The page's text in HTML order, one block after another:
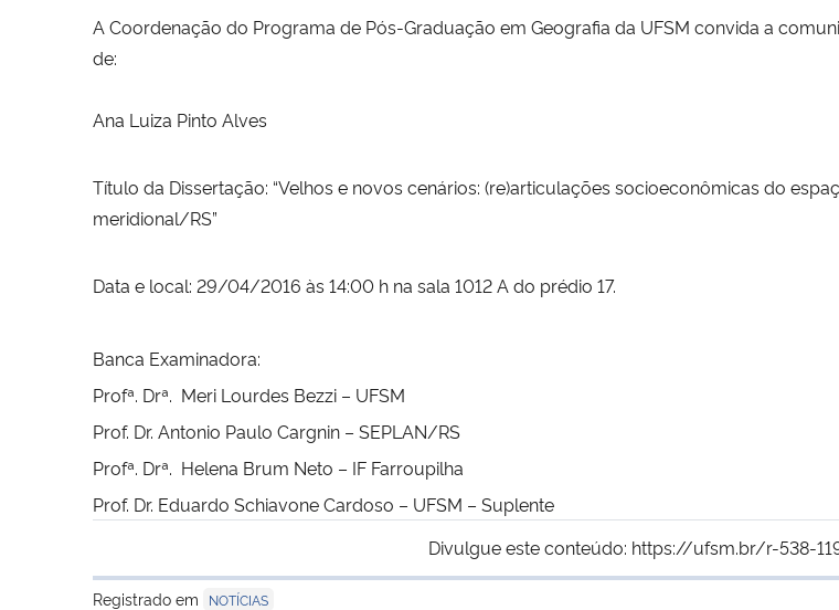
A Coordenação do Programa de Pós-Graduação em Geografia da UFSM convida a
de:
Ana Luiza Pinto Alves
Título da Dissertação: “Velhos e novos cenários: (re)articulações socioeconômicas do
meridional/RS”
Data e local: 29/04/2016 às 14:00 h na sala 1012 A do prédio 17.
Banca Examinadora:
Profª. Drª. Meri Lourdes Bezzi – UFSM
Prof. Dr. Antonio Paulo Cargnin – SEPLAN/RS
Profª. Drª. Helena Brum Neto – IF Farroupilha
Prof. Dr. Eduardo Schiavone Cardoso – UFSM – Suplente
Divulgue este conteúdo: https://ufsm.br/r-538-
Registrado em
NOTÍCIAS